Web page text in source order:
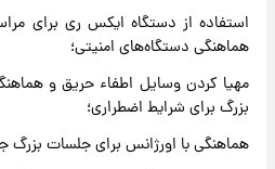
استفاده از دستگاه ایکس ری برای
هماهنگی دستگاه‌های امنیتی؛
مهیا کردن وسایل اطفاء حریق و
بزرگ برای شرایط اضطراری؛
هماهنگی با اورژانس برای جلسات